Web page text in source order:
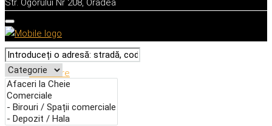
Str. Ogorului Nr 208, Oradea
Descriere
Caracteristici
Adresă
Detalii